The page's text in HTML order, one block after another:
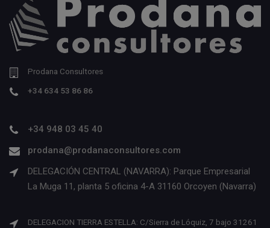
Prodana Consultores
+34 634 53 86 86
+34 948 03 45 40
prodana@prodanaconsultores.com
DELEGACIÓN CENTRAL (NAVARRA): Parque Empresarial
La Muga 11, planta 5 oficina 4-A 31160 Orcoyen (Navarra)
DELEGACION TIERRA ESTELLA: C/Sierra de Lóquiz, 7 bajo 31261